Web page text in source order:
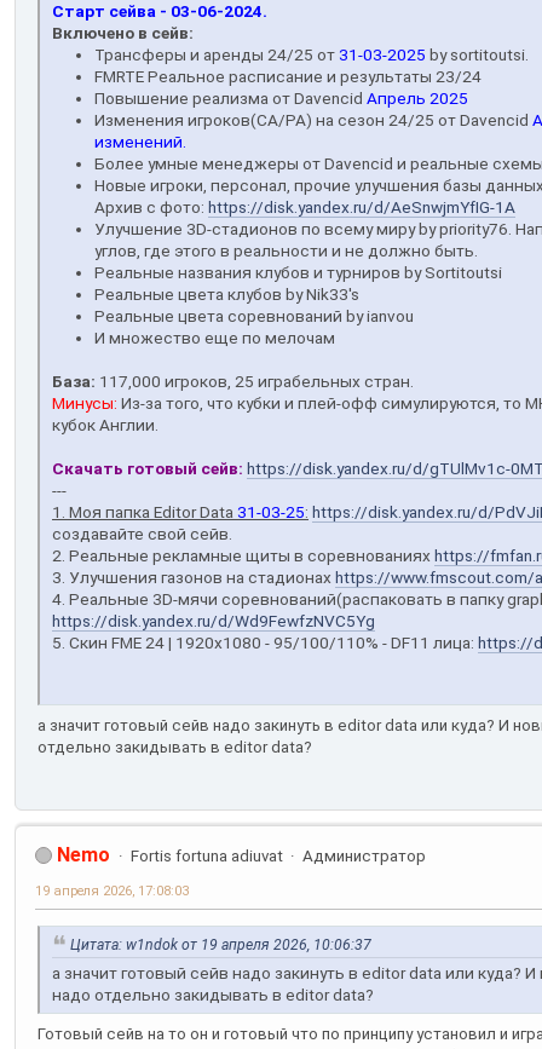
Старт сейва - 03-06-2024.
Включено в сейв:
Трансферы и аренды 24/25 от 31-03-2025 by sortitoutsi.
FMRTE Реальное расписание и результаты 23/24
Повышение реализма от Davencid Апрель 2025
Изменения игроков(CA/PA) на сезон 24/25 от Davencid
изменений.
Более умные менеджеры от Davencid и реальные
Новые игроки, персонал, прочие улучшения базы
Архив с фото: https://disk.yandex.ru/d/AeSnwjmYfIG-1A
Улучшение 3D-стадионов по всему миру by priority76.
углов, где этого в реальности и не должно быть.
Реальные названия клубов и турниров by Sortitoutsi
Реальные цвета клубов by Nik33's
Реальные цвета соревнований by ianvou
И множество еще по мелочам
База: 117,000 игроков, 25 играбельных стран.
Минусы: Из-за того, что кубки и плей-офф симулируются, то
кубок Англии.
Скачать готовый сейв: https://disk.yandex.ru/d/gTUlMv1c-
---
1. Моя папка Editor Data 31-03-25: https://disk.yandex.ru/d/
создавайте свой сейв.
2. Реальные рекламные щиты в соревнованияхhttps://
3. Улучшения газонов на стадионахhttps://www.fmscout.com/
4. Реальные 3D-мячи соревнований(распаковать в папку
https://disk.yandex.ru/d/Wd9FewfzNVC5Yg
5. Скин FME 24 | 1920x1080 - 95/100/110% - DF11 лица: https://
а значит готовый сейв надо закинуть в editor data или куда? И
отдельно закидывать в editor data?
Nemo Fortis fortuna adiuvat Администратор
19 апреля 2026, 17:08:03
Цитата: w1ndok от 19 апреля 2026, 10:06:37
а значит готовый сейв надо закинуть в editor data или куда?
надо отдельно закидывать в editor data?
Готовый сейв на то он и готовый что по принципу установил и